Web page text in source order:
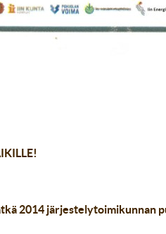
2014 järjestelytoimikunnan